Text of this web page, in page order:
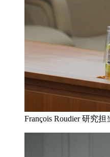
François Roudier 研究